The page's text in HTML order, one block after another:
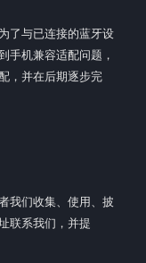
了与已连接的蓝牙设
手机兼容适配问题，
，并在后期逐步完
我们收集、使用、披
联系我们，并提